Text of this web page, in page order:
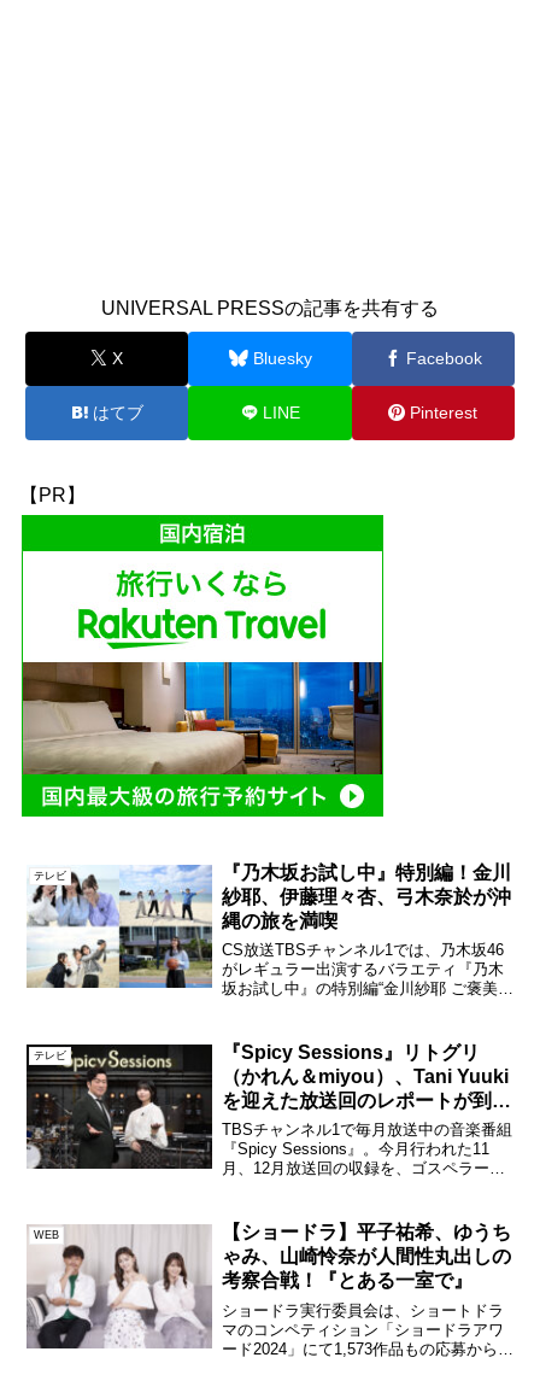
UNIVERSAL PRESSの記事を共有する
X Bluesky Facebook
はてブ LINE Pinterest
【PR】
テレビ
『乃木坂お試し中』特別編！金川
紗耶、伊藤理々杏、弓木奈於が沖
縄の旅を満喫
CS放送TBSチャンネル1では、乃木坂46
がレギュラー出演するバラエティ『乃木
坂お試し中』の特別編“金川紗耶 ご褒美沖
する。写真左から、伊藤理々杏、金川紗
耶...
テレビ
『Spicy Sessions』リトグリ
（かれん＆miyou）、Tani Yuuki
を迎えた放送回のレポートが到
着！
TBSチャンネル1で毎月放送中の音楽番組
『Spicy Sessions』。今月行われた11
月、12月放送回の収録を、ゴスペラーズ
める音楽ライター・伊藤亜希が取材。収
録後...
WEB
【ショードラ】平子祐希、ゆうち
ゃみ、山崎怜奈が人間性丸出しの
考察合戦！『とある一室で』
ショードラ実行委員会は、ショートドラ
マのコンペティション「ショードラアワ
ード2024」にて1,573作品もの応募から、